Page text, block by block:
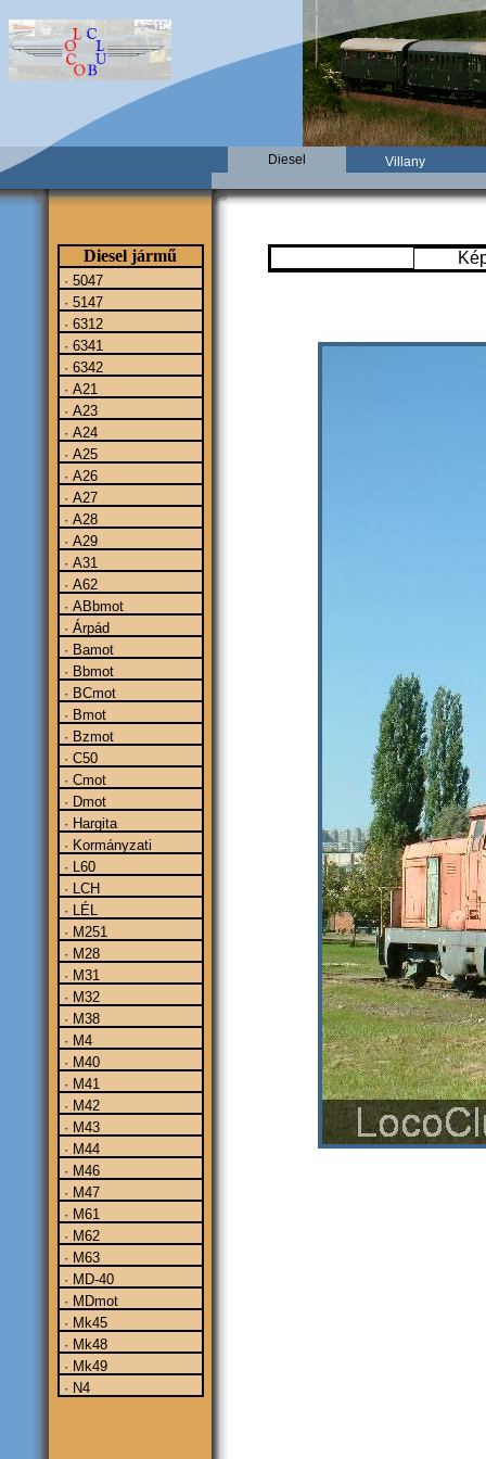
Diesel Villany
Diesel jármű
· 5047
· 5147
· 6312
· 6341
· 6342
· A21
· A23
· A24
· A25
· A26
· A27
· A28
· A29
· A31
· A62
· ABbmot
· Árpád
· Bamot
· Bbmot
· BCmot
· Bmot
· Bzmot
· C50
· Cmot
· Dmot
· Hargita
· Kormányzati
· L60
· LCH
· LÉL
· M251
· M28
· M31
· M32
· M38
· M4
· M40
· M41
· M42
· M43
· M44
· M46
· M47
· M61
· M62
· M63
· MD-40
· MDmot
· Mk45
· Mk48
· Mk49
· N4